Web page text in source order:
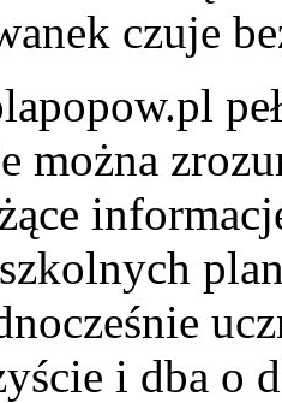
czuje
można
i dba o